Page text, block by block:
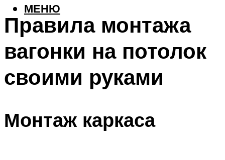
МЕНЮ
Правила монтажа
вагонки на потолок
своими руками
Монтаж каркаса